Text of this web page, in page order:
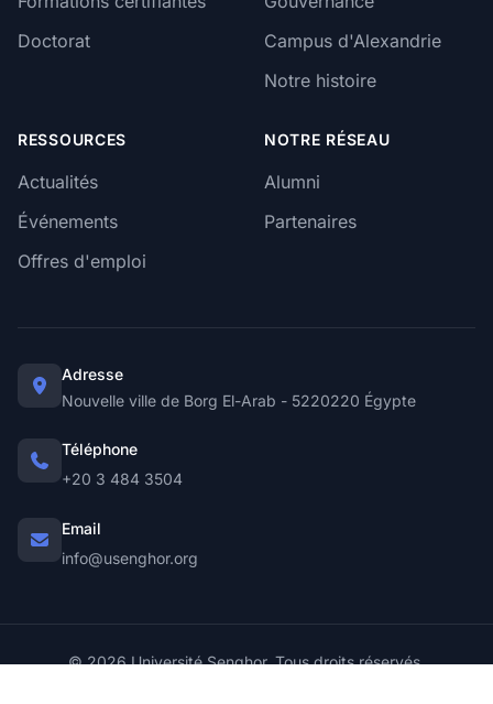
Doctorat
Campus d'Alexandrie
Notre histoire
RESSOURCES
Actualités
Événements
Offres d'emploi
NOTRE RÉSEAU
Alumni
Partenaires
Adresse
Nouvelle ville de Borg El-Arab - 5220220 Égypte
Téléphone
+20 3 484 3504
Email
info@usenghor.org
© 2026 Université Senghor. Tous droits réservés.